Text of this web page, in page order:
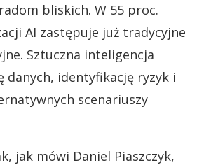
bliskich. W 55 proc.
AI zastępuje już tradycyjne
Sztuczna inteligencja
danych, identyfikację ryzyk i
scenariuszy
jak mówi Daniel Piaszczyk,